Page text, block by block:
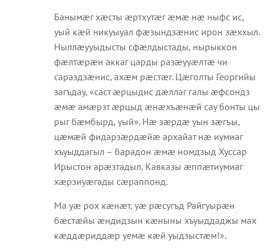
Банымæг хæсты æртхутæг æмæ нæ ныфс ис,
уый кæй никуыуал фæзындзæнис ирон зæххыл.
Ныллæууыдысты сфæлдыстады, нырыккон
фæлтæрæн аккаг царды разæууæлтæ чи
сараздзæнис, ахæм рæстæг. Цæголты Георгийы
загъдау, «саст æрцыдис дæллаг галы æфсондз
æмæ амæрзт æрцыд æнæхъæнæй сау бонты цы
рыг бæмбырд, уый». Нæ зæрдæ уын зæгъы,
цæмæй фидарзæрдæйæ архайат нæ иумиаг
хъуыддагыл – барадон æмæ номдзыд Хуссар
Ирыстон арæзтадыл, Кавказы æппæтиумиаг
хæрзиуæгады сæраппонд.
Ма уæ рох кæнæт, уæ рæсугъд Райгуырæн
бæстæйы æндидзын кæныны хъуыддаджы мах
кæддæриддæр уемæ кæй уыдзыстæм!».